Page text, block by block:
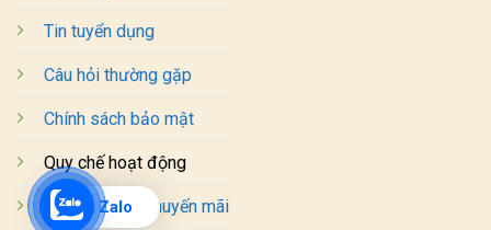
Tin tuyển dụng
Câu hỏi thường gặp
Chính sách bảo mật
Quy chế hoạt động
Chương trình khuyến mãi
Zalo